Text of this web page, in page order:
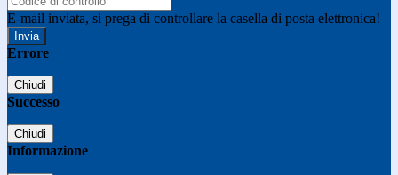
E-mail inviata, si prega di controllare la casella di posta elettronica!
Errore
Chiudi
Successo
Chiudi
Informazione